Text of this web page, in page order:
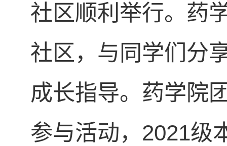
社区顺利举行。药
社区，与同学们分
成长指导。药学院
参与活动，2021级